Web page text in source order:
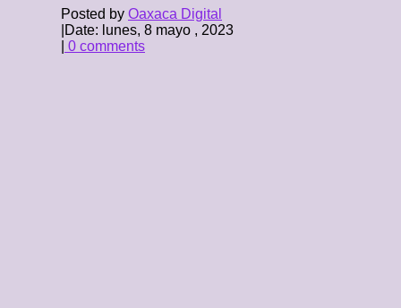
Posted by Oaxaca Digital
Date: lunes, 8 mayo , 2023
0 comments